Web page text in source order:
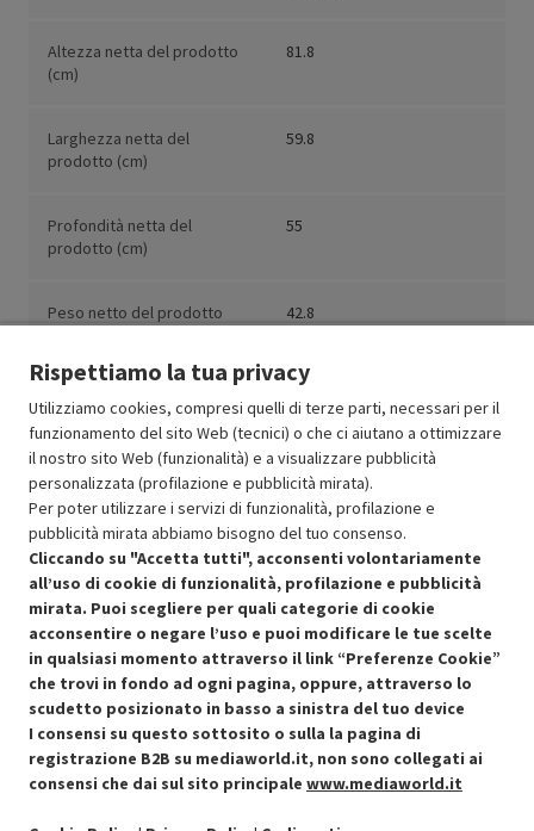
Altezza netta del prodotto
(cm)
81.8
Larghezza netta del
prodotto (cm)
59.8
Profondità netta del
prodotto (cm)
55
Peso netto del prodotto
42.8
Resi e garanzie
Stato prodotti
Condizioni generali di vendita Recedere dal contratto qui
Rispettiamo la tua privacy
Utilizziamo cookies, compresi quelli di terze parti, necessari per il
funzionamento del sito Web (tecnici) o che ci aiutano a ottimizzare
il nostro sito Web (funzionalità) e a visualizzare pubblicità
personalizzata (profilazione e pubblicità mirata).
Per poter utilizzare i servizi di funzionalità, profilazione e
pubblicità mirata abbiamo bisogno del tuo consenso.
Cliccando su "Accetta tutti", acconsenti volontariamente
all’uso di cookie di funzionalità, profilazione e pubblicità
mirata. Puoi scegliere per quali categorie di cookie
acconsentire o negare l’uso e puoi modificare le tue scelte
in qualsiasi momento attraverso il link “Preferenze Cookie”
che trovi in fondo ad ogni pagina, oppure, attraverso lo
scudetto posizionato in basso a sinistra del tuo device
I consensi su questo sottosito o sulla la pagina di
registrazione B2B su mediaworld.it, non sono collegati ai
consensi che dai sul sito principale www.mediaworld.it